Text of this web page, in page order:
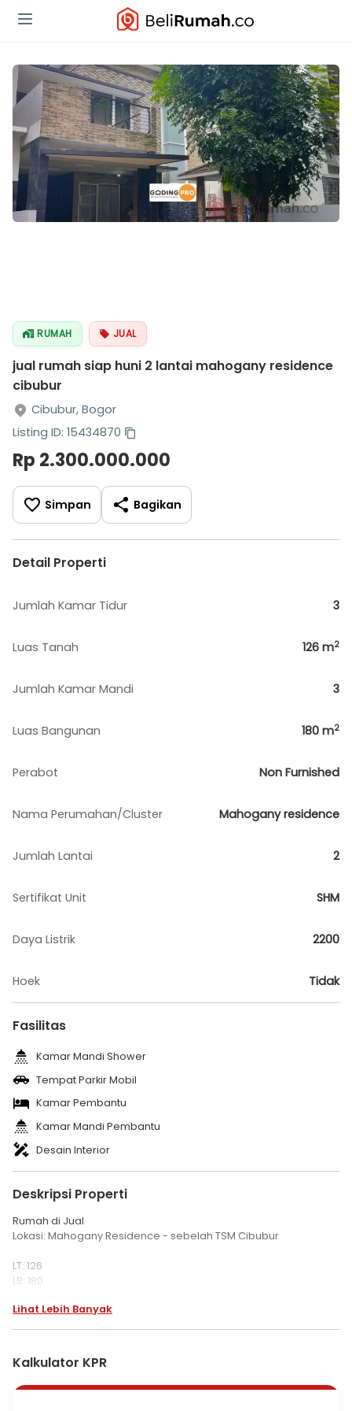
RUMAH JUAL
jual rumah siap huni 2 lantai mahogany residence
cibubur
Cibubur, Bogor
Listing ID: 15434870
Rp 2.300.000.000
Simpan Bagikan
Detail Properti
Jumlah Kamar Tidur 3
Luas Tanah 126 m2
Jumlah Kamar Mandi 3
Luas Bangunan 180 m2
Perabot Non Furnished
Nama Perumahan/Cluster Mahogany residence
Jumlah Lantai 2
Sertifikat Unit SHM
Daya Listrik 2200
Hoek Tidak
Fasilitas
Kamar Mandi Shower
Tempat Parkir Mobil
Kamar Pembantu
Kamar Mandi Pembantu
Desain Interior
Deskripsi Properti
Rumah di Jual
Lokasi: Mahogany Residence - sebelah TSM Cibubur
LT: 126
LB: 180
mandi/toilet tamu, ruang makan dan dapur, carport utk 1 mbl
Bangunan bukan standard sudah full renovasi.
Lihat Lebih Banyak
Kalkulator KPR